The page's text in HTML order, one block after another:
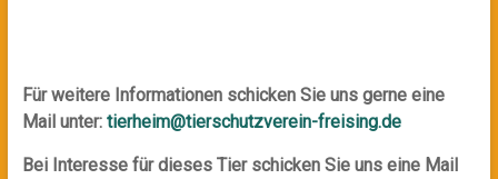
Für weitere Informationen schicken Sie uns gerne eine
Mail unter: tierheim@tierschutzverein-freising.de
Bei Interesse für dieses Tier schicken Sie uns eine Mail